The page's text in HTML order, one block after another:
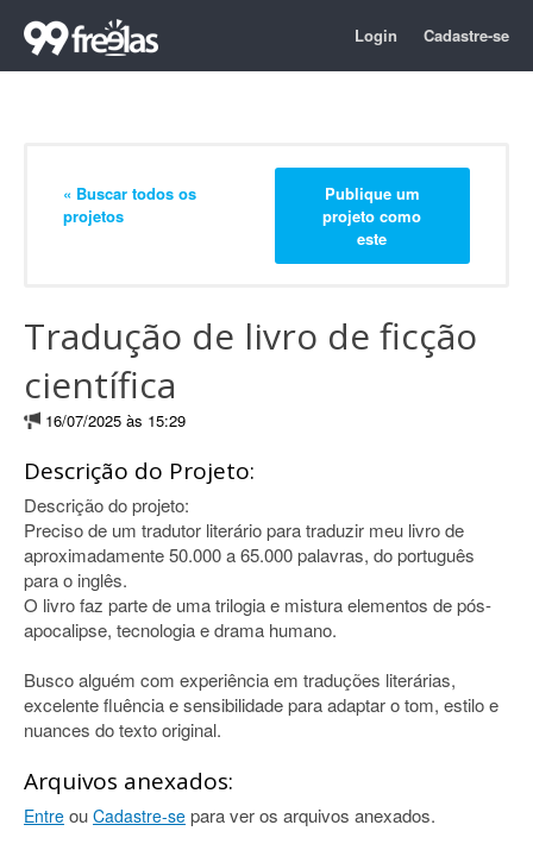
Login Cadastre-se
« Buscar todos os
projetos
Publique um
projeto como
este
Tradução de livro de ficção
científica
16/07/2025 às 15:29
Descrição do Projeto:
Descrição do projeto:
Preciso de um tradutor literário para traduzir meu livro de
aproximadamente 50.000 a 65.000 palavras, do português
para o inglês.
O livro faz parte de uma trilogia e mistura elementos de pós-
apocalipse, tecnologia e drama humano.
Busco alguém com experiência em traduções literárias,
excelente fluência e sensibilidade para adaptar o tom, estilo e
nuances do texto original.
Arquivos anexados:
Entre ou Cadastre-se para ver os arquivos anexados.